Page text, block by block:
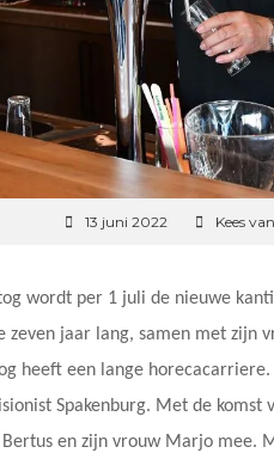
13 juni 2022 Kees
wordt per 1 juli de nieuwe
zeven jaar lang, samen met zijn
heeft een lange
Spakenburg. Met de komst
en zijn vrouw Marjo mee.